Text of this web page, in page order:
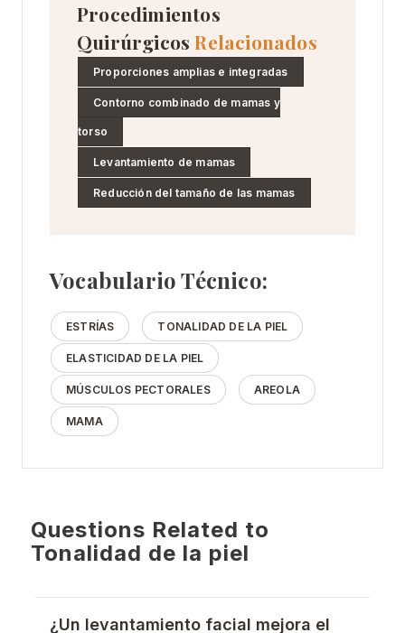
Procedimientos
Quirúrgicos Relacionados
Proporciones amplias e integradas
Contorno combinado de mamas y
torso
Levantamiento de mamas
Reducción del tamaño de las mamas
Vocabulario Técnico:
ESTRÍAS TONALIDAD DE LA PIEL
ELASTICIDAD DE LA PIEL
MÚSCULOS PECTORALES AREOLA
MAMA
Questions Related to
Tonalidad de la piel
¿Un levantamiento facial mejora el